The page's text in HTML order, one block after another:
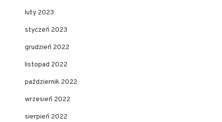
luty 2023
styczeń 2023
grudzień 2022
listopad 2022
październik 2022
wrzesień 2022
sierpień 2022